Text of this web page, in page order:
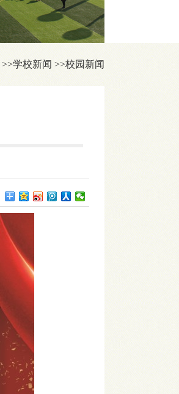
>>学校新闻 >>校园新闻